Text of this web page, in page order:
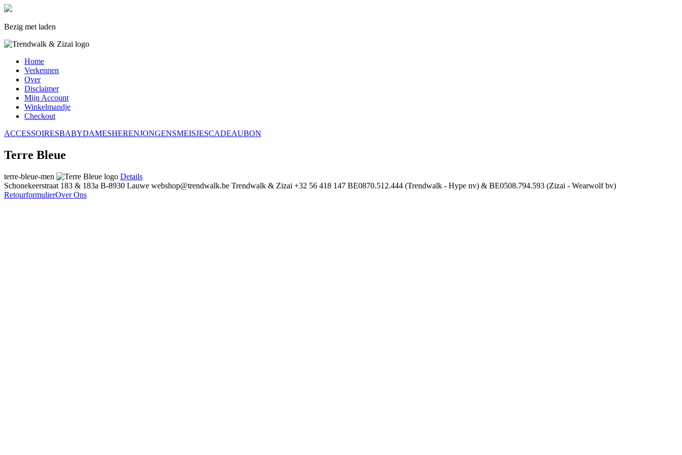
Bezig met laden
Home
Verkennen
Over
Disclaimer
Mijn Account
Winkelmandje
Checkout
ACCESSOIRESBABYDAMESHERENJONGENSMEISJESCADEAUBON
Terre Bleue
terre-bleue-men
Details
Schonekeerstraat 183 & 183a B-8930 Lauwe webshop@trendwalk.be Trendwalk & Zizai +32 56 418 147 BE0870.512.444 (Trendwalk - Hype nv) & BE0508.794.593 (Zizai - Wearwolf bv)
RetourformulierOver Ons